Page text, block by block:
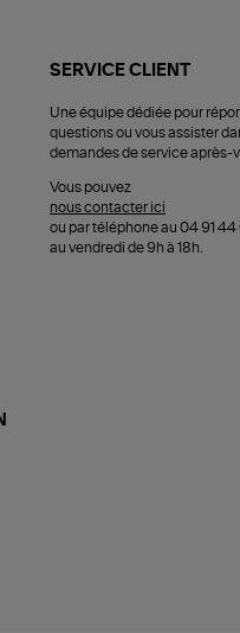
SERVICE CLIENT
Une équipe dédiée pour
questions ou vous assister
demandes de service après-
Vous pouvez
nous contacter ici
ou par téléphone au 04 91 44
au vendredi de 9h à 18h.